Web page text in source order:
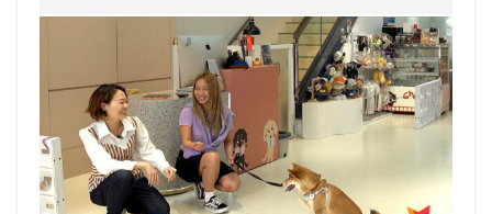
e
o
o
k
W
b
o
s
A
p
p
h
at
er l y
Li
n
k